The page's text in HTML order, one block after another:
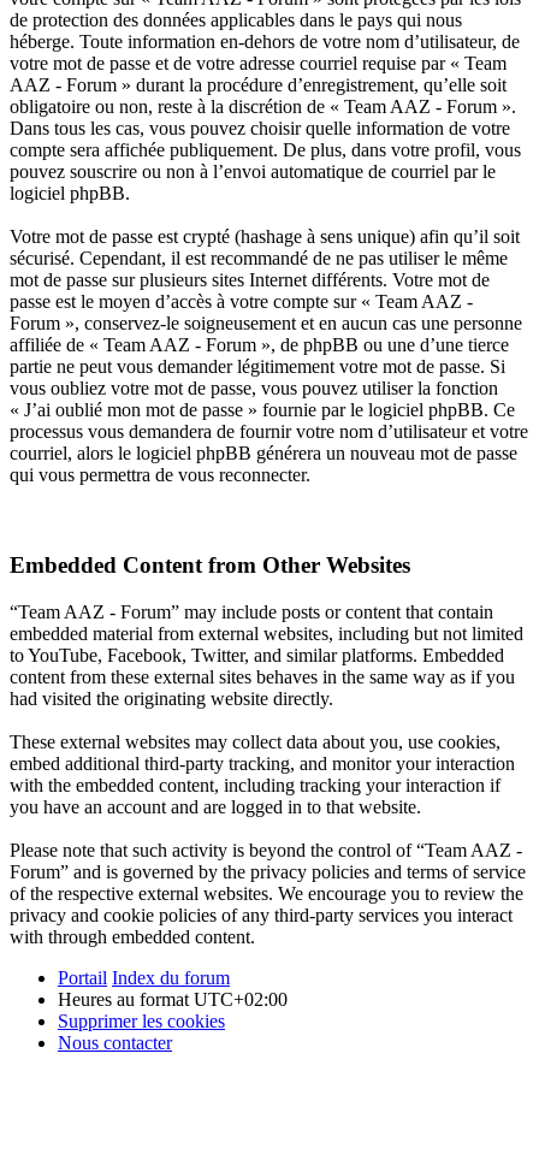
de protection des données applicables dans le pays qui nous
héberge. Toute information en-dehors de votre nom d’utilisateur, de
votre mot de passe et de votre adresse courriel requise par « Team
AAZ - Forum » durant la procédure d’enregistrement, qu’elle soit
obligatoire ou non, reste à la discrétion de « Team AAZ - Forum ».
Dans tous les cas, vous pouvez choisir quelle information de votre
compte sera affichée publiquement. De plus, dans votre profil, vous
pouvez souscrire ou non à l’envoi automatique de courriel par le
logiciel phpBB.
Votre mot de passe est crypté (hashage à sens unique) afin qu’il soit
sécurisé. Cependant, il est recommandé de ne pas utiliser le même
mot de passe sur plusieurs sites Internet différents. Votre mot de
passe est le moyen d’accès à votre compte sur « Team AAZ -
Forum », conservez-le soigneusement et en aucun cas une personne
affiliée de « Team AAZ - Forum », de phpBB ou une d’une tierce
partie ne peut vous demander légitimement votre mot de passe. Si
vous oubliez votre mot de passe, vous pouvez utiliser la fonction
« J’ai oublié mon mot de passe » fournie par le logiciel phpBB. Ce
processus vous demandera de fournir votre nom d’utilisateur et votre
courriel, alors le logiciel phpBB générera un nouveau mot de passe
qui vous permettra de vous reconnecter.
Embedded Content from Other Websites
“Team AAZ - Forum” may include posts or content that contain
embedded material from external websites, including but not limited
to YouTube, Facebook, Twitter, and similar platforms. Embedded
content from these external sites behaves in the same way as if you
had visited the originating website directly.
These external websites may collect data about you, use cookies,
embed additional third-party tracking, and monitor your interaction
with the embedded content, including tracking your interaction if
you have an account and are logged in to that website.
Please note that such activity is beyond the control of “Team AAZ -
Forum” and is governed by the privacy policies and terms of service
of the respective external websites. We encourage you to review the
privacy and cookie policies of any third-party services you interact
with through embedded content.
Portail Index du forum
Heures au format UTC+02:00
Supprimer les cookies
Nous contacter